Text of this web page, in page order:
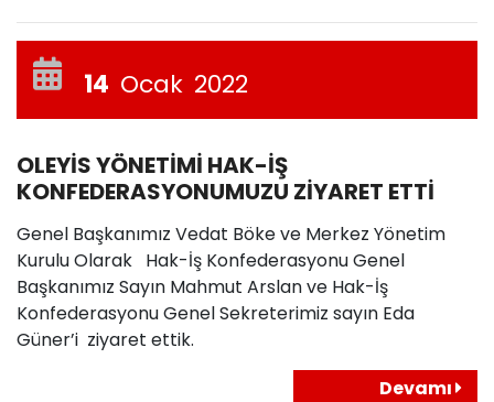
14 Ocak 2022
OLEYİS YÖNETİMİ HAK-İŞ
KONFEDERASYONUMUZU ZİYARET ETTİ
Genel Başkanımız Vedat Böke ve Merkez Yönetim
Kurulu Olarak Hak-İş Konfederasyonu Genel
Başkanımız Sayın Mahmut Arslan ve Hak-İş
Konfederasyonu Genel Sekreterimiz sayın Eda
Güner’i ziyaret ettik.
Devamı